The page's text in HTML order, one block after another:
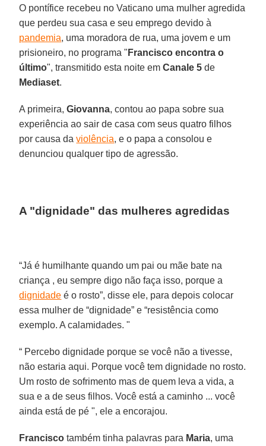
O pontífice recebeu no Vaticano uma mulher agredida
que perdeu sua casa e seu emprego devido à
pandemia, uma moradora de rua, uma jovem e um
prisioneiro, no programa " Francisco encontra o
último", transmitido esta noite emCanale 5 de
Mediaset.
A primeira,Giovanna, contou ao papa sobre sua
experiência ao sair de casa com seus quatro filhos
por causa daviolência, e o papa a consolou e
denunciou qualquer tipo de agressão.
A "dignidade" das mulheres agredidas
“Já é humilhante quando um pai ou mãe bate na
criança , eu sempre digo não faça isso, porque a
dignidade é o rosto”, disse ele, para depois colocar
essa mulher de “dignidade” e “resistência como
exemplo. A calamidades. "
“ Percebo dignidade porque se você não a tivesse,
não estaria aqui. Porque você tem dignidade no rosto.
Um rosto de sofrimento mas de quem leva a vida, a
sua e a de seus filhos. Você está a caminho ... você
ainda está de pé ", ele a encorajou.
Francisco também tinha palavras para Maria, uma